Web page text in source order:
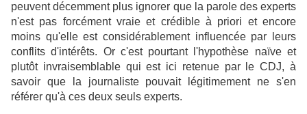
peuvent décemment plus ignorer que la parole des experts
n'est pas forcément vraie et crédible à priori et encore
moins qu'elle est considérablement influencée par leurs
conflits d'intérêts. Or c'est pourtant l'hypothèse naïve et
plutôt invraisemblable qui est ici retenue par le CDJ, à
savoir que la journaliste pouvait légitimement ne s'en
référer qu'à ces deux seuls experts.